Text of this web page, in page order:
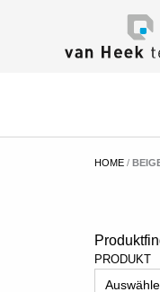
HOME /
PRODUKT